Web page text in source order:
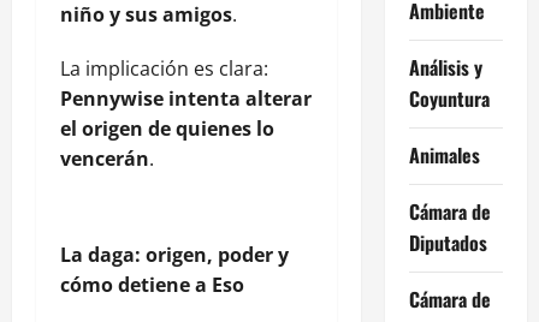
niño y sus amigos.
La implicación es clara:
Pennywise intenta alterar
el origen de quienes lo
vencerán.
La daga: origen, poder y
cómo detiene a Eso
Ambiente
Análisis y
Coyuntura
Animales
Cámara de
Diputados
Cámara de